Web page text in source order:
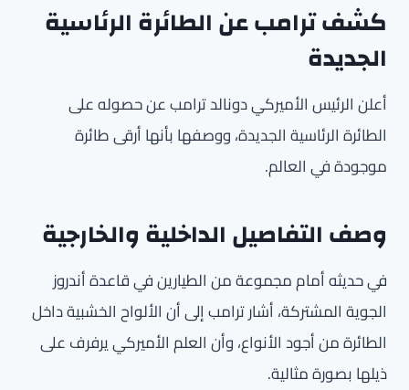
كشف ترامب عن الطائرة الرئاسية
الجديدة
أعلن الرئيس الأميركي دونالد ترامب عن حصوله على
الطائرة الرئاسية الجديدة، ووصفها بأنها أرقى طائرة
موجودة في العالم.
وصف التفاصيل الداخلية والخارجية
في حديثه أمام مجموعة من الطيارين في قاعدة أندروز
الجوية المشتركة، أشار ترامب إلى أن الألواح الخشبية داخل
الطائرة من أجود الأنواع، وأن العلم الأميركي يرفرف على
ذيلها بصورة مثالية.